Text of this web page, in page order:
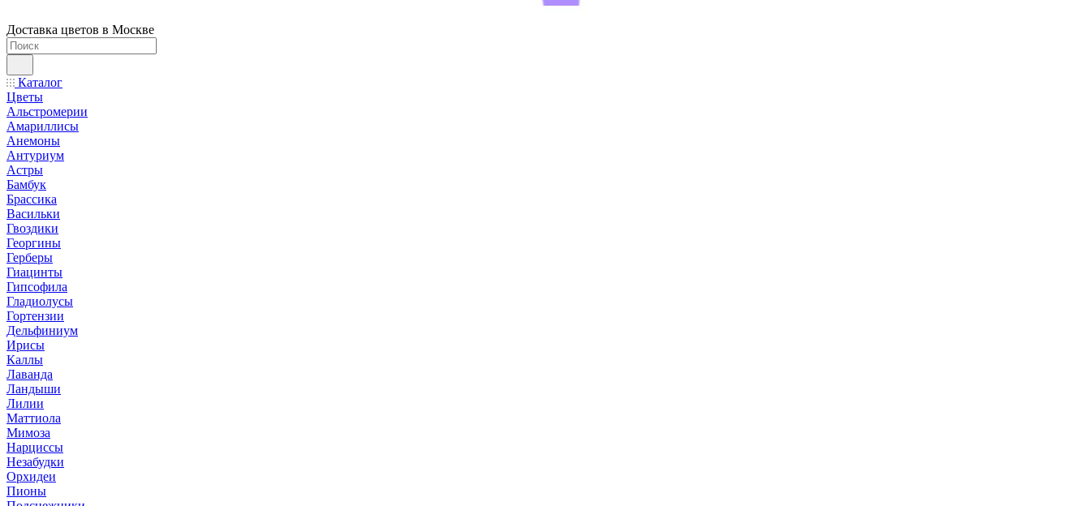
Доставка цветов в Москве
Каталог
Цветы
Альстромерии
Амариллисы
Анемоны
Антуриум
Астры
Бамбук
Брассика
Васильки
Гвоздики
Георгины
Герберы
Гиацинты
Гипсофила
Гладиолусы
Гортензии
Дельфиниум
Ирисы
Каллы
Лаванда
Ландыши
Лилии
Маттиола
Мимоза
Нарциссы
Незабудки
Орхидеи
Пионы